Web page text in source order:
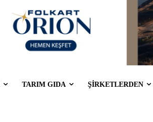
TARIM GIDA ŞİRKETLERDEN